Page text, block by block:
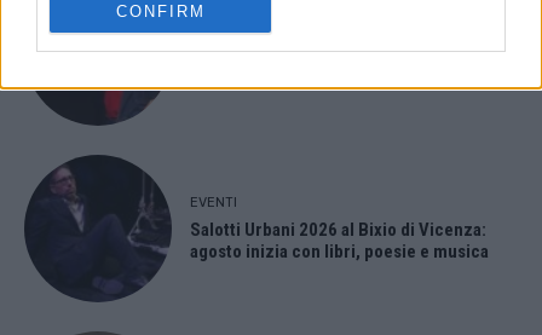
CONFIRMEVENTI
“Teatro in casa”: il 5 agosto il primo
Celeste Carobene
EVENTI
Salotti Urbani 2026 al Bixio di Vicenza:
agosto inizia con libri, poesie e musica